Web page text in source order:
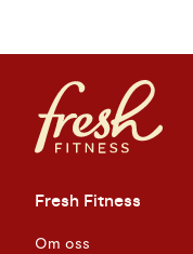
Fresh Fitness
Om oss